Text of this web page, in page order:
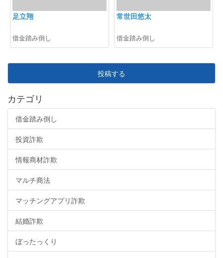
足立翔
借金踏み倒し
常世田悠太
借金踏み倒し
投稿する
カテゴリ
借金踏み倒し
投資詐欺
情報商材詐欺
マルチ商法
マッチングアプリ詐欺
結婚詐欺
ぼったっくり